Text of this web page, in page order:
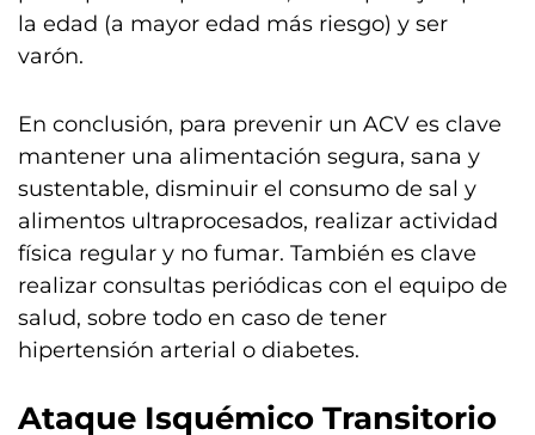
la edad (a mayor edad más riesgo) y ser
varón.
En conclusión, para prevenir un ACV es clave
mantener una alimentación segura, sana y
sustentable, disminuir el consumo de sal y
alimentos ultraprocesados, realizar actividad
física regular y no fumar. También es clave
realizar consultas periódicas con el equipo de
salud, sobre todo en caso de tener
hipertensión arterial o diabetes.
Ataque Isquémico Transitorio